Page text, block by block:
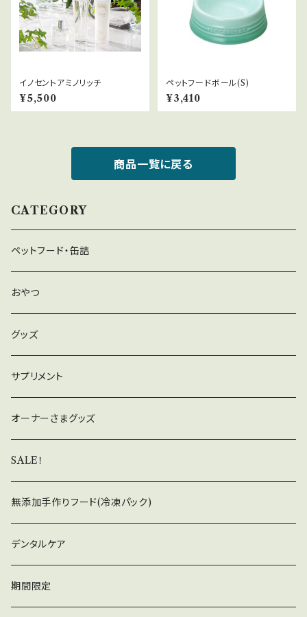
イノセントアミノリッチ
¥5,500
ペットフードボール(S)
¥3,410
商品一覧に戻る
CATEGORY
ペットフード・缶詰
おやつ
グッズ
サプリメント
オーナーさまグッズ
SALE！
無添加手作りフード(冷凍パック)
デンタルケア
期間限定